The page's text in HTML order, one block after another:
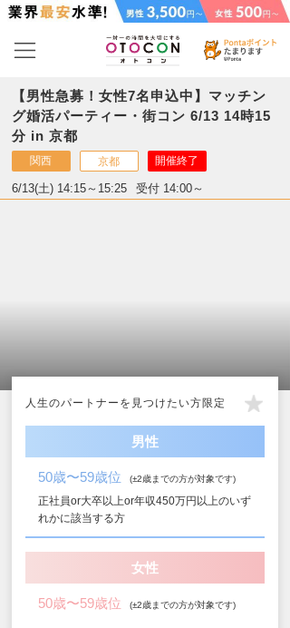
【男性急募！女性7名申込中】マッチン
グ婚活パーティー・街コン 6/13 14時15
分 in 京都
関西 京都 開催終了
6/13(土) 14:15～15:25 受付 14:00～
人生のパートナーを見つけたい方限定
男性
50歳〜59歳位 (±2歳までの方が対象です)
正社員or大卒以上or年収450万円以上のいず
れかに該当する方
女性
50歳〜59歳位 (±2歳までの方が対象です)